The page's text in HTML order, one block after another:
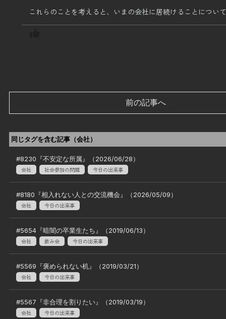
これらのことを考えると、いまの会社に居続けることについ
前の記事へ
同じタグを含む記事（会社）
#8230 『不安定な所属 』（2026/06/28）
会社 社会参加の問題 今日の出来事
#8180 『相入れない人との交流機会 』（2026/05/09）
会社 今日の出来事
#5654 『暗闇の卒業生たち 』（2019/06/13）
会社 飲み会 今日の出来事
#5569 『褒められない机』（2019/03/21）
会社 今日の出来事
#5567 『非合理を割りたい』（2019/03/19）
会社 今日の出来事